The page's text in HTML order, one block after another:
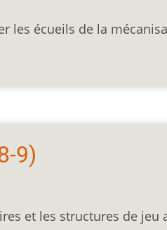
les écueils de la
9)
et les structures de jeu